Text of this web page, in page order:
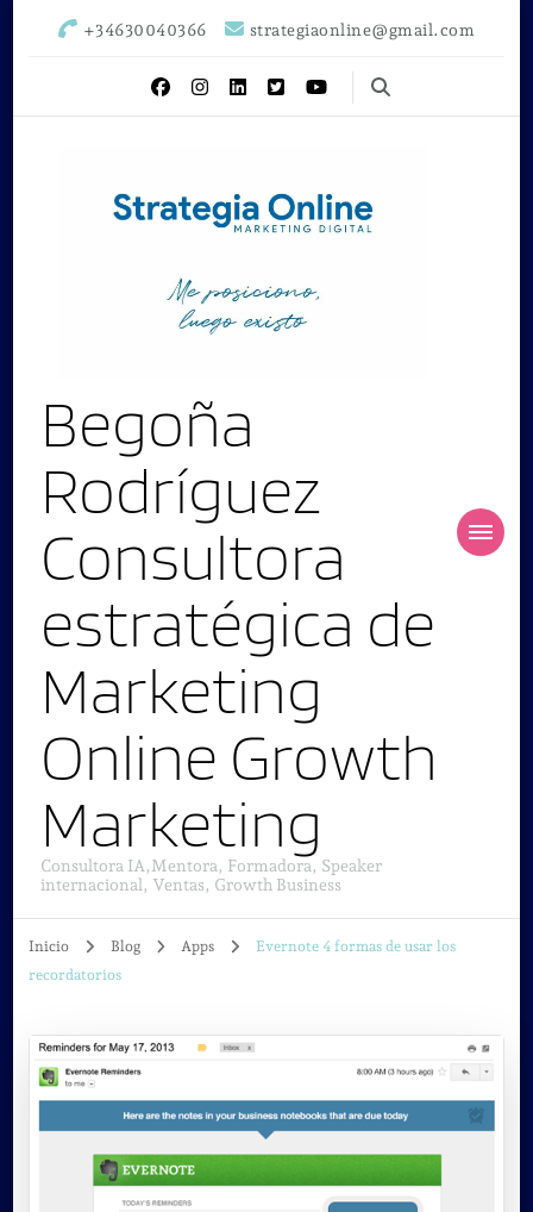
+34630040366 strategiaonline@gmail.com
Begoña
Rodríguez
Consultora
estratégica de
Marketing
Online Growth
Marketing
Consultora IA,Mentora, Formadora, Speaker
internacional, Ventas, Growth Business
Inicio Blog Apps
Evernote 4 formas de usar los
recordatorios